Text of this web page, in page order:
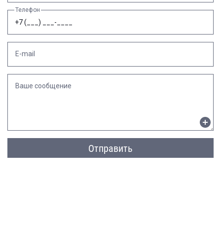
Телефон
E-mail
Ваше сообщение
Отправить